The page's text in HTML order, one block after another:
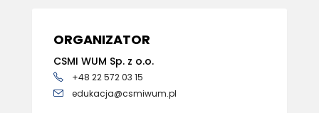
ORGANIZATOR
CSMI WUM Sp. z o.o.
+48 22 572 03 15
edukacja@csmiwum.pl